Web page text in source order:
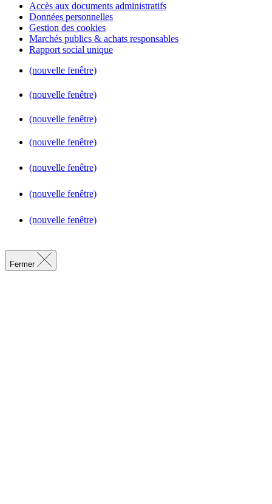
Accès aux documents administratifs
Données personnelles
Gestion des cookies
Marchés publics & achats responsables
Rapport social unique
(nouvelle fenêtre)
(nouvelle fenêtre)
(nouvelle fenêtre)
(nouvelle fenêtre)
(nouvelle fenêtre)
(nouvelle fenêtre)
(nouvelle fenêtre)
Fermer